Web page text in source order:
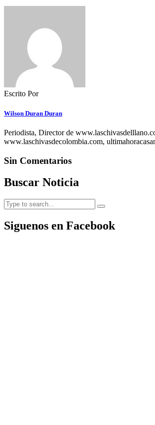
Escrito Por
Wilson Duran Duran
Periodista, Director de
www.laschivasdecolombia.com,
Sin Comentarios
Buscar Noticia
Siguenos en Facebook